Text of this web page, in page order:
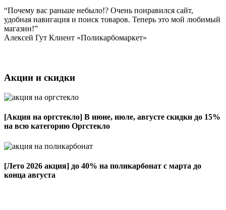
“Почему вас раньше небыло!? Очень понравился сайт,
удобная навигация и поиск товаров. Теперь это мой любимый
магазин!”
Алексей Гут Клиент «Поликарбомаркет»
Акции и скидки
[Акция на оргстекло] В июне, июле, августе скидки до 15%
на всю категорию Оргстекло
[Лето 2026 акция] до 40% на поликарбонат с марта до
конца августа